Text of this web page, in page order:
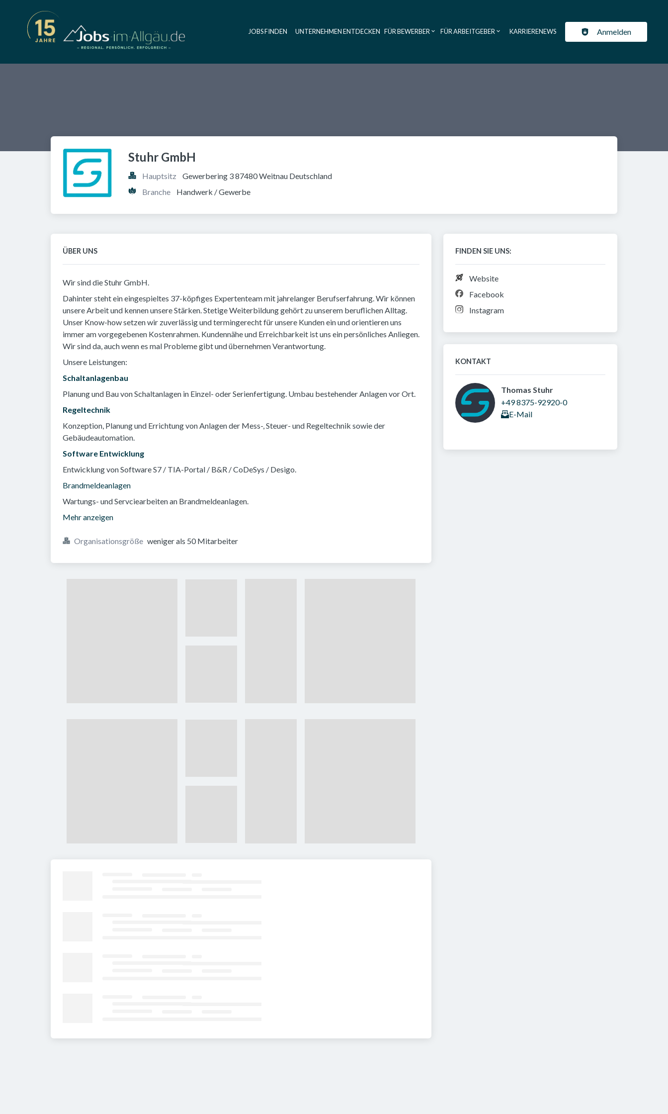
Haupt-Navigation
JOBS FINDEN UNTERNEHMEN ENTDECKEN FÜR BEWERBER FÜR ARBEITGEBER KARRIERENEWS Anmelden
Stuhr GmbH
Hauptsitz
Gewerbering 3 87480 Weitnau Deutschland
Branche
Handwerk / Gewerbe
ÜBER UNS
Wir sind die Stuhr GmbH.
Dahinter steht ein eingespieltes 37-köpfiges Expertenteam mit jahrelanger Berufserfahrung. Wir können
unsere Arbeit und kennen unsere Stärken. Stetige Weiterbildung gehört zu unserem beruflichen Alltag.
Unser Know-how setzen wir zuverlässig und termingerecht für unsere Kunden ein und orientieren uns
immer am vorgegebenen Kostenrahmen. Kundennähe und Erreichbarkeit ist uns ein persönliches Anliegen.
Wir sind da, auch wenn es mal Probleme gibt und übernehmen Verantwortung.
Unsere Leistungen:
Schaltanlagenbau
Planung und Bau von Schaltanlagen in Einzel- oder Serienfertigung. Umbau bestehender Anlagen vor Ort.
Regeltechnik
Konzeption, Planung und Errichtung von Anlagen der Mess-, Steuer- und Regeltechnik sowie der
Gebäudeautomation.
Software Entwicklung
Entwicklung von Software S7 / TIA-Portal / B&R / CoDeSys / Desigo.
Brandmeldeanlagen
Wartungs- und Servciearbeiten an Brandmeldeanlagen.
Mehr anzeigen
Organisationsgröße weniger als 50 Mitarbeiter
FINDEN SIE UNS:
Website
Facebook
Instagram
KONTAKT
Thomas Stuhr
+49 8375-92920-0
E-Mail